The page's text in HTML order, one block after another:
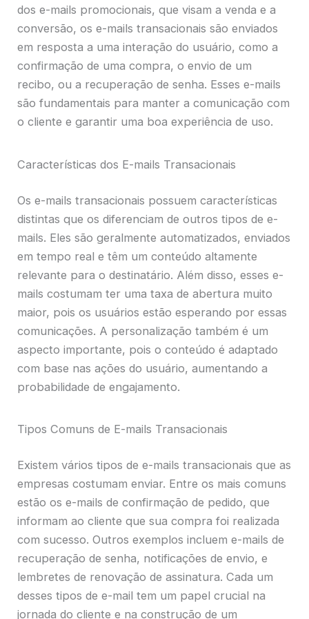
dos e-mails promocionais, que visam a venda e a
conversão, os e-mails transacionais são enviados
em resposta a uma interação do usuário, como a
confirmação de uma compra, o envio de um
recibo, ou a recuperação de senha. Esses e-mails
são fundamentais para manter a comunicação com
o cliente e garantir uma boa experiência de uso.
Características dos E-mails Transacionais
Os e-mails transacionais possuem características
distintas que os diferenciam de outros tipos de e-
mails. Eles são geralmente automatizados, enviados
em tempo real e têm um conteúdo altamente
relevante para o destinatário. Além disso, esses e-
mails costumam ter uma taxa de abertura muito
maior, pois os usuários estão esperando por essas
comunicações. A personalização também é um
aspecto importante, pois o conteúdo é adaptado
com base nas ações do usuário, aumentando a
probabilidade de engajamento.
Tipos Comuns de E-mails Transacionais
Existem vários tipos de e-mails transacionais que as
empresas costumam enviar. Entre os mais comuns
estão os e-mails de confirmação de pedido, que
informam ao cliente que sua compra foi realizada
com sucesso. Outros exemplos incluem e-mails de
recuperação de senha, notificações de envio, e
lembretes de renovação de assinatura. Cada um
desses tipos de e-mail tem um papel crucial na
jornada do cliente e na construção de um